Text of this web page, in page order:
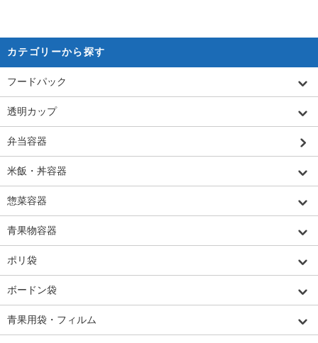
カテゴリーから探す
フードパック
透明カップ
弁当容器
米飯・丼容器
惣菜容器
青果物容器
ポリ袋
ボードン袋
青果用袋・フィルム